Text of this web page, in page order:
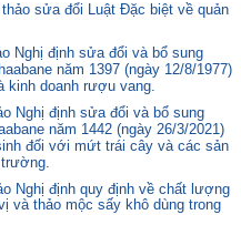
sửa đổi Luật Đặc biệt về quản
Nghị định sửa đổi và bổ sung
năm 1397 (ngày 12/8/1977)
doanh rượu vang.
Nghị định sửa đổi và bổ sung
năm 1442 (ngày 26/3/2021)
đối với mứt trái cây và các sản
Nghị định quy định về chất lượng
và thảo mộc sấy khô dùng trong